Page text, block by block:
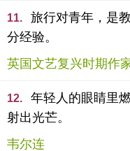
11.
旅行对青年，是
分经验。
英国文艺复兴时期作
12.
年轻人的眼睛里
射出光芒。
韦尔连